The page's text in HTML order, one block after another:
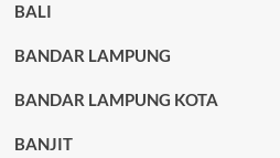
BALI
BANDAR LAMPUNG
BANDAR LAMPUNG KOTA
BANJIT